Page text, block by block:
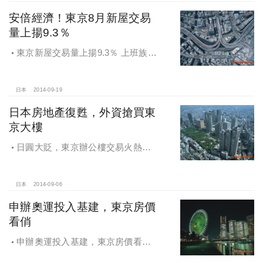
安倍經濟！東京8月新屋交易
量上揚9.3％
東京新屋交易量上揚9.3％ 上班族首
日本 2014-09-19
日本房地產復甦，外資搶買東
京大樓
日圓大貶，東京辦公樓交易火熱，
日本 2014-09-06
申辦奧運投入基建，東京房價
看俏
申辦奧運投入基建，東京房價看